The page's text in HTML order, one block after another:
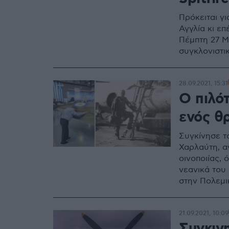
Πρόκειται
Αγγλία κι
Πέμπτη 27
O
ενός
Συγκίνησε
Χαρλαύτη,
νεανικά
στην
28.09.2021, 15:31
21.09.2021, 10:09